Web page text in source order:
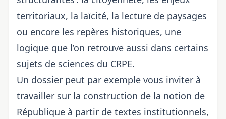
territoriaux, la laïcité, la lecture de paysages
ou encore les repères historiques, une
logique que l’on retrouve aussi dans certains
sujets de sciences du CRPE.
Un dossier peut par exemple vous inviter à
travailler sur la construction de la notion de
République à partir de textes institutionnels,